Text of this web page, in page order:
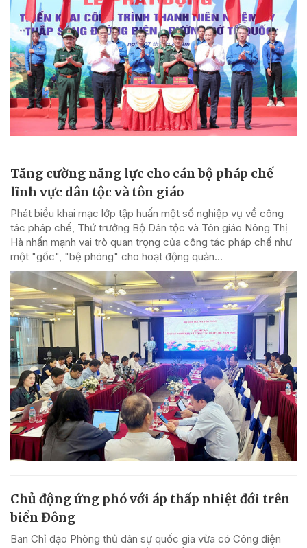
Tăng cường năng lực cho cán bộ pháp chế
lĩnh vực dân tộc và tôn giáo
Phát biểu khai mạc lớp tập huấn một số nghiệp vụ về công
tác pháp chế, Thứ trưởng Bộ Dân tộc và Tôn giáo Nông Thị
Hà nhấn mạnh vai trò quan trọng của công tác pháp chế như
một "gốc", "bệ phóng" cho hoạt động quản...
Chủ động ứng phó với áp thấp nhiệt đới trên
biển Đông
Ban Chỉ đạo Phòng thủ dân sự quốc gia vừa có Công điện